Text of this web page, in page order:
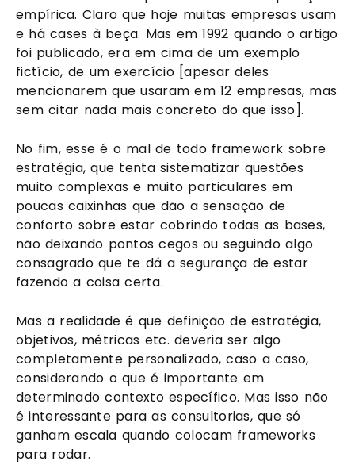
empírica. Claro que hoje muitas empresas usam
e há cases à beça. Mas em 1992 quando o artigo
foi publicado, era em cima de um exemplo
fictício, de um exercício [apesar deles
mencionarem que usaram em 12 empresas, mas
sem citar nada mais concreto do que isso].
No fim, esse é o mal de todo framework sobre
estratégia, que tenta sistematizar questões
muito complexas e muito particulares em
poucas caixinhas que dão a sensação de
conforto sobre estar cobrindo todas as bases,
não deixando pontos cegos ou seguindo algo
consagrado que te dá a segurança de estar
fazendo a coisa certa.
Mas a realidade é que definição de estratégia,
objetivos, métricas etc. deveria ser algo
completamente personalizado, caso a caso,
considerando o que é importante em
determinado contexto específico. Mas isso não
é interessante para as consultorias, que só
ganham escala quando colocam frameworks
para rodar.